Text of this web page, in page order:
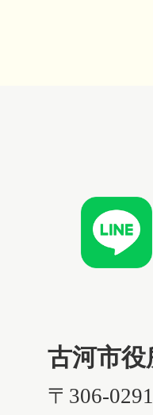
古河市役
〒306-